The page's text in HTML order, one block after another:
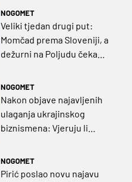
NOGOMET
Veliki tjedan drugi put:
Momčad prema Sloveniji, a
dežurni na Poljudu čeka
NOGOMET
Nakon objave najavljenih
ulaganja ukrajinskog
biznismena: Vjeruju li
preokret?
NOGOMET
Pirić poslao novu najavu